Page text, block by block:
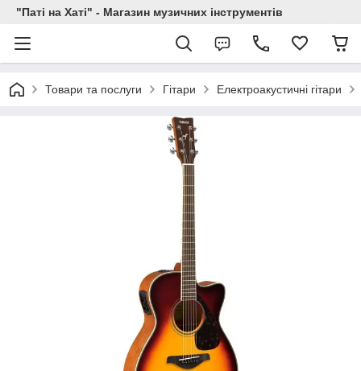
"Паті на Хаті" - Магазин музичних інструментів
Товари та послуги Гітари Електроакустичні гітари